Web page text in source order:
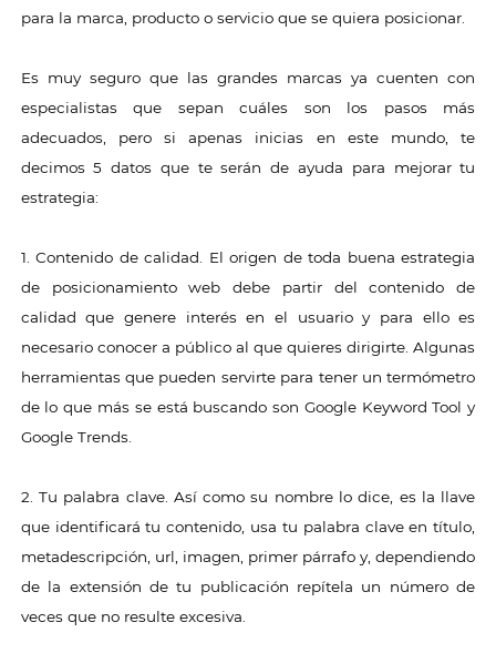
para la marca, producto o servicio que se quiera posicionar.
Es muy seguro que las grandes marcas ya cuenten con
especialistas que sepan cuáles son los pasos más
adecuados, pero si apenas inicias en este mundo, te
decimos 5 datos que te serán de ayuda para mejorar tu
estrategia:
1. Contenido de calidad. El origen de toda buena estrategia
de posicionamiento web debe partir del contenido de
calidad que genere interés en el usuario y para ello es
necesario conocer a público al que quieres dirigirte. Algunas
herramientas que pueden servirte para tener un termómetro
de lo que más se está buscando son Google Keyword Tool y
Google Trends.
2. Tu palabra clave. Así como su nombre lo dice, es la llave
que identificará tu contenido, usa tu palabra clave en título,
metadescripción, url, imagen, primer párrafo y, dependiendo
de la extensión de tu publicación repítela un número de
veces que no resulte excesiva.